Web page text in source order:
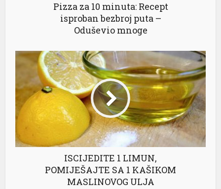
Pizza za 10 minuta: Recept
isproban bezbroj puta –
Oduševio mnoge
ISCIJEDITE 1 LIMUN,
POMIJEŠAJTE SA 1 KAŠIKOM
MASLINOVOG ULJA